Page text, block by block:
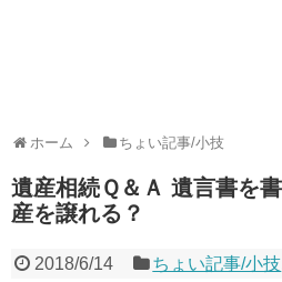
ホーム ちょい記事/小技
遺産相続Ｑ＆Ａ 遺言書を
産を譲れる？
2018/6/14 ちょい記事/小技